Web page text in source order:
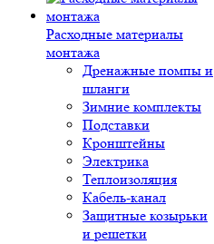
Расходные материалы
монтажа
Дренажные помпы и
шланги
Зимние комплекты
Подставки
Кронштейны
Электрика
Теплоизоляция
Кабель-канал
Защитные козырьки
и решетки